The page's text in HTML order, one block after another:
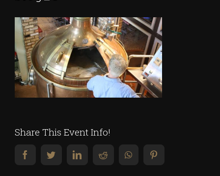
Share This Event Info!